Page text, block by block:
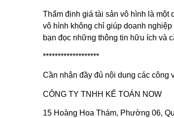
Thẩm định giá tài sản vô hình là một
vô hình không chỉ giúp doanh
bạn đọc những thông tin hữu ích và
*******************
Cần nhận đầy đủ nội dung các công
CÔNG TY TNHH KẾ TOÁN NOW
15 Hoàng Hoa Thám, Phường 06,